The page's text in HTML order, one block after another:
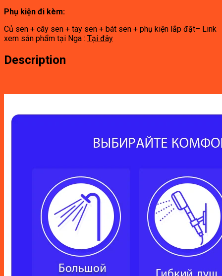
Phụ kiện đi kèm:
Củ sen + cây sen + tay sen + bát sen + phụ kiện lắp đặt– Link
xem sản phẩm tại Nga : Tại đây
Description